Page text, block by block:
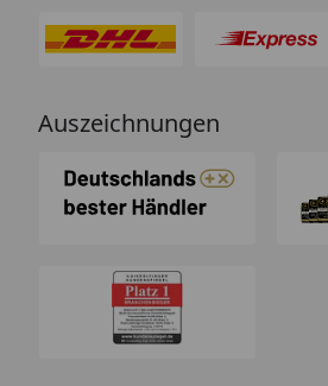
Auszeichnungen